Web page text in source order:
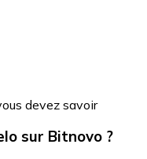
devez savoir
sur Bitnovo ?